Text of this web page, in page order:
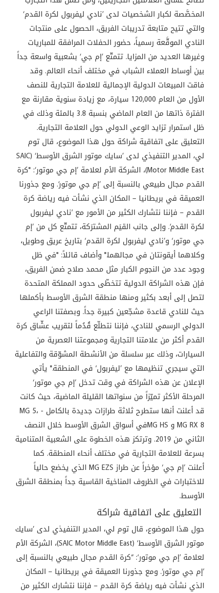
التعليق على اتفاقية شراكة
حول هذا الموضوع، قال توم لي، المدير التنفيذي لدى ’سايك
موتور الشرق الأوسط‘ (SAIC Motor Middle East)، الشركة الأم
لعلامة ’إم جي موتور‘: “كرة القدم مجال طبيعي بالنسبة إلى
’إم جي موتور‘. ومع جذورنا العميقة في بريطانيا – المكان
الذي نشأت فيه رياضة كرة القدم – فإننا نتشارك الكثير من